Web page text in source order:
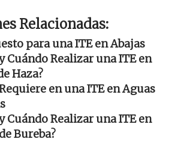
Relacionadas:
para una ITE en Abajas
Cuándo Realizar una ITE en
Haza?
en una ITE en Aguas
Cuándo Realizar una ITE en
Bureba?